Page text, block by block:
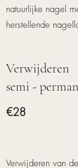
natuurlijke nagel
herstellende
Verwijderen
semi -
€28
Verwijderen van